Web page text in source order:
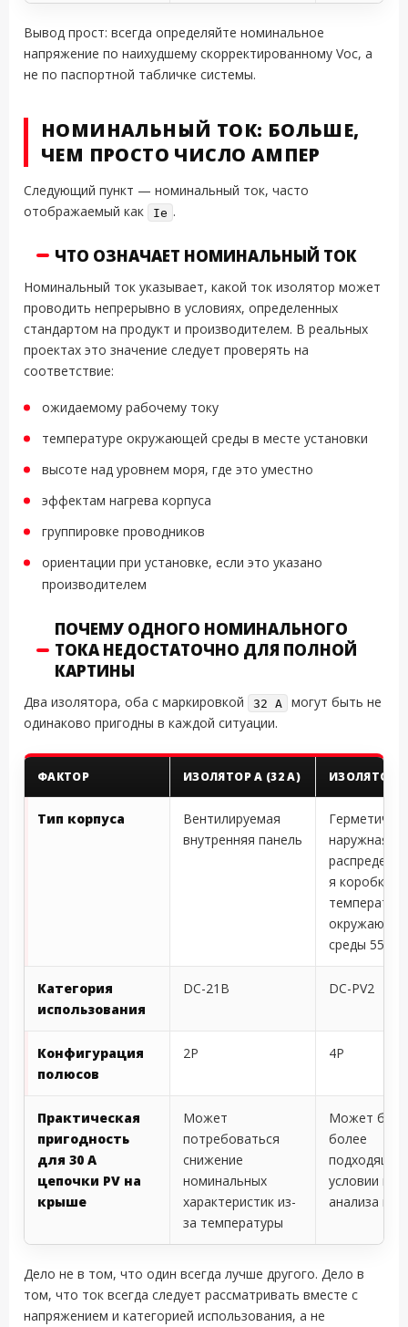
Вывод прост: всегда определяйте номинальное
напряжение по наихудшему скорректированному Voc, а
не по паспортной табличке системы.
НОМИНАЛЬНЫЙ ТОК: БОЛЬШЕ,
ЧЕМ ПРОСТО ЧИСЛО АМПЕР
Следующий пункт — номинальный ток, часто
отображаемый как
Ie .
ЧТО ОЗНАЧАЕТ НОМИНАЛЬНЫЙ ТОК
Номинальный ток указывает, какой ток изолятор может
проводить непрерывно в условиях, определенных
стандартом на продукт и производителем. В реальных
проектах это значение следует проверять на
соответствие:
ожидаемому рабочему току
температуре окружающей среды в месте установки
высоте над уровнем моря, где это уместно
эффектам нагрева корпуса
группировке проводников
ориентации при установке, если это указано
производителем
ПОЧЕМУ ОДНОГО НОМИНАЛЬНОГО
ТОКА НЕДОСТАТОЧНО ДЛЯ ПОЛНОЙ
КАРТИНЫ
Два изолятора, оба с маркировкой 32 A
могут быть не
одинаково пригодны в каждой ситуации.
ФАКТОР ИЗОЛЯТОР A (32 A) ИЗОЛЯТОР B
Тип корпуса
Вентилируемая
внутренняя панель
наружная
я коробка
среды 55 °C
Категория
использования
DC-21B DC-PV2
Конфигурация
полюсов
2P 4P
Практическая
пригодность
для 30 A
цепочки PV на
крыше
Может
потребоваться
снижение
номинальных
характеристик из-
за температуры
Может быть
более
условии
анализа
Дело не в том, что один всегда лучше другого. Дело в
том, что ток всегда следует рассматривать вместе с
напряжением и категорией использования, а не